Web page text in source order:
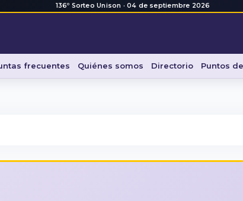
136º Sorteo Unison · 04 de septiembre 2026
frecuentes Quiénes somos Directorio Puntos